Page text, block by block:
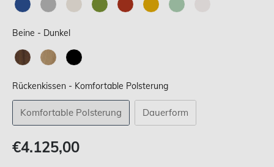
Beine - DunkelBeine
Rückenkissen - Komfortable PolsterungRückenkissen
Komfortable Polsterung Dauerform
Verkaufspreis
€4.125,00